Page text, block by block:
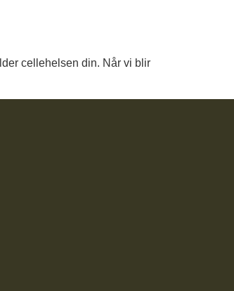
cellehelsen din. Når vi blir